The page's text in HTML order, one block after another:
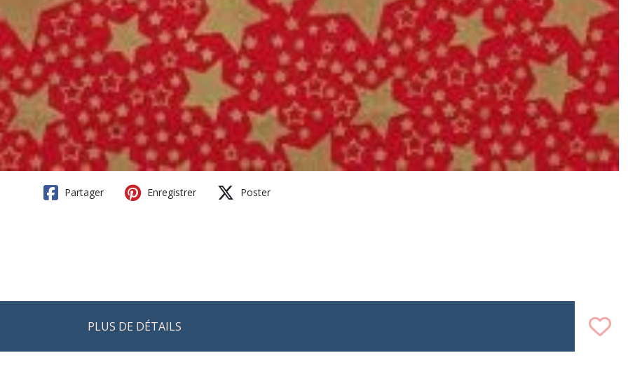
Partager Enregistrer Poster
PLUS DE DÉTAILS